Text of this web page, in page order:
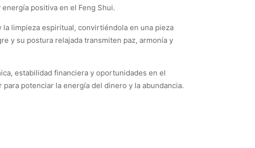
positiva en el Feng Shui.
limpieza espiritual, convirtiéndola en una pieza
y su postura relajada transmiten paz, armonía y
estabilidad financiera y oportunidades en el
potenciar la energía del dinero y la abundancia.